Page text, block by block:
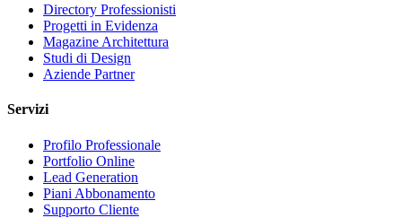
Directory Professionisti
Progetti in Evidenza
Magazine Architettura
Studi di Design
Aziende Partner
Servizi
Profilo Professionale
Portfolio Online
Lead Generation
Piani Abbonamento
Supporto Cliente